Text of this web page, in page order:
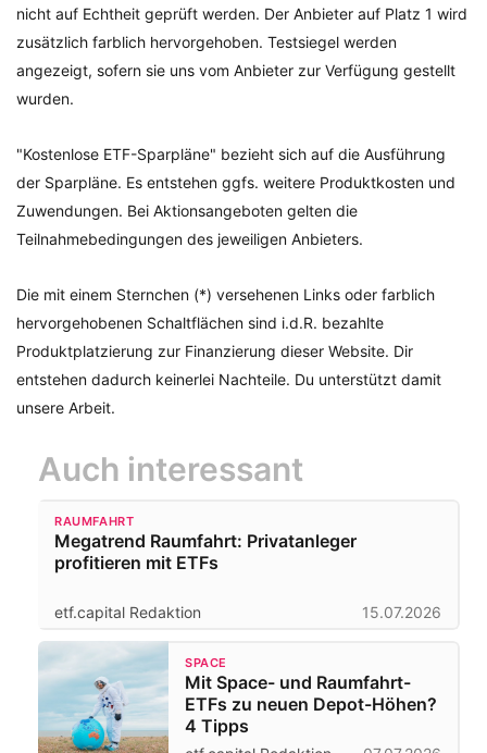
nicht auf Echtheit geprüft werden. Der Anbieter auf Platz 1 wird
zusätzlich farblich hervorgehoben. Testsiegel werden
angezeigt, sofern sie uns vom Anbieter zur Verfügung gestellt
wurden.
"Kostenlose ETF-Sparpläne" bezieht sich auf die Ausführung
der Sparpläne. Es entstehen ggfs. weitere Produktkosten und
Zuwendungen. Bei Aktionsangeboten gelten die
Teilnahmebedingungen des jeweiligen Anbieters.
Die mit einem Sternchen (*) versehenen Links oder farblich
hervorgehobenen Schaltflächen sind i.d.R. bezahlte
Produktplatzierung zur Finanzierung dieser Website. Dir
entstehen dadurch keinerlei Nachteile. Du unterstützt damit
unsere Arbeit.
Auch interessant
RAUMFAHRT
Megatrend Raumfahrt: Privatanleger
profitieren mit ETFs
etf.capital Redaktion 15.07.2026
SPACE
Mit Space- und Raumfahrt-
ETFs zu neuen Depot-Höhen?
4 Tipps